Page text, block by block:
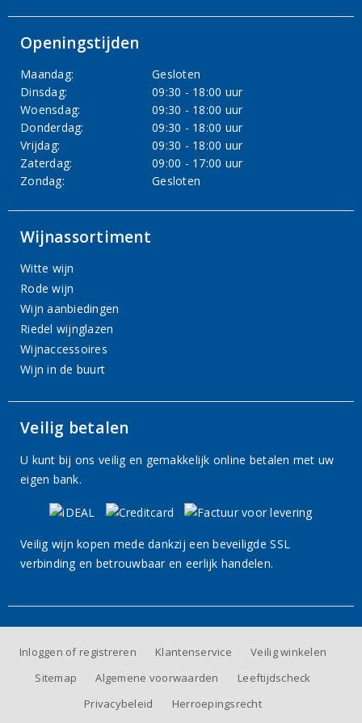
Openingstijden
Maandag:
Gesloten
Dinsdag:
09:30 - 18:00 uur
Woensdag:
09:30 - 18:00 uur
Donderdag:
09:30 - 18:00 uur
Vrijdag:
09:30 - 18:00 uur
Zaterdag:
09:00 - 17:00 uur
Zondag:
Gesloten
Wijnassortiment
Witte wijn
Rode wijn
Wijn aanbiedingen
Riedel wijnglazen
Wijnaccessoires
Wijn in de buurt
Veilig betalen
U kunt bij ons veilig en gemakkelijk online betalen met uw
eigen bank.
Veilig wijn kopen mede dankzij een beveiligde SSL
verbinding en betrouwbaar en eerlijk handelen.
Inloggen of registreren Klantenservice
Veilig winkelen
Sitemap
Algemene voorwaarden
Leeftijdscheck
Privacybeleid
Herroepingsrecht